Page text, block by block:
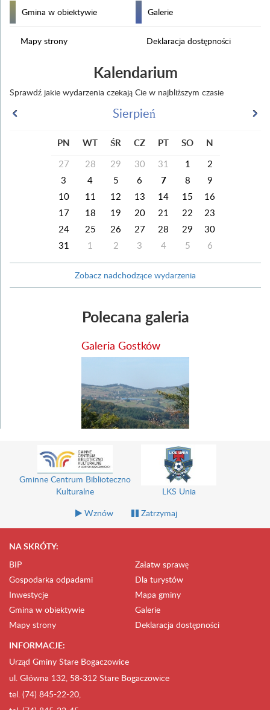
Gmina w obiektywie Galerie
Mapy strony Deklaracja dostępności
Kalendarium
Sprawdź jakie wydarzenia czekają Cie w najbliższym czasie
Sierpień
PN WT ŚR CZ PT SO N
27 28 29 30 31 1
2
3
4 5 6 7 8
9
10
11 12 13 14 15
16
17
18 19 20 21 22
23
24
25 26 27 28 29
30
31
1 2 3 4 5 6
Zobacz nadchodzące wydarzenia
Polecana galeria
Galeria Gostków
Gminne Centrum Biblioteczno
Kulturalne
LKS Unia
Wznów
Zatrzymaj
NA SKRÓTY:
BIP
Załatw sprawę
Gospodarka odpadami
Dla turystów
Inwestycje
Mapa gminy
Gmina w obiektywie
Galerie
Mapy strony
Deklaracja dostępności
INFORMACJE:
Urząd Gminy Stare Bogaczowice
ul. Główna 132, 58-312 Stare Bogaczowice
tel. (74) 845-22-20,